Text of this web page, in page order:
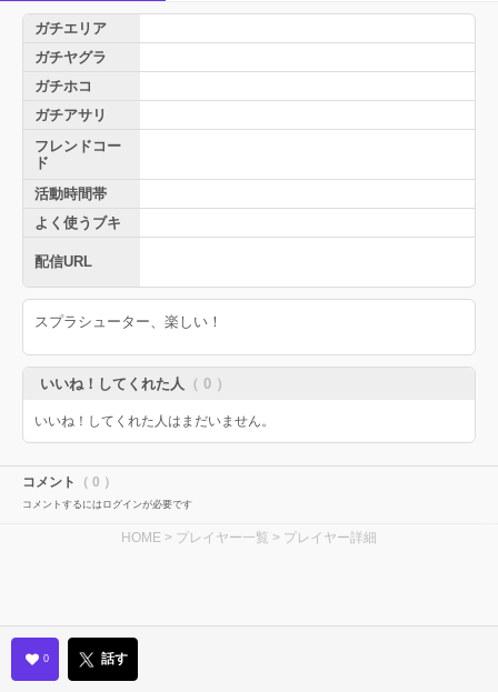
ガチエリア
ガチヤグラ
ガチホコ
ガチアサリ
フレンドコー
ド
活動時間帯
よく使うブキ
配信URL
スプラシューター、楽しい！
いいね！してくれた人 （ 0 ）
いいね！してくれた人はまだいません。
コメント （ 0 ）
コメントするにはログインが必要です
HOME > プレイヤー一覧 > プレイヤー詳細
0 話す